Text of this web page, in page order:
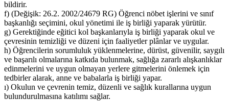
bildirir.
f) (Değişik: 26.2. 2002/24679 RG) Öğrenci nöbet işlerini ve sınıf
başkanlığı seçimini, okul yönetimi ile iş birliği yaparak yürütür.
g) Gerektiğinde eğitici kol başkanlarıyla iş birliği yaparak okul ve
çevresinin temizliği ve düzeni için faaliyetler plânlar ve uygular.
h) Öğrencilerin sorumluluk yüklenmelerine, dürüst, güvenilir, saygılı
ve başarılı olmalarına katkıda bulunmak, sağlığa zararlı alışkanlıklar
edinmelerini ve uygun olmayan yerlere gitmelerini önlemek için
tedbirler alarak, anne ve babalarla iş birliği yapar.
ı) Okulun ve çevrenin temiz, düzenli ve sağlık kurallarına uygun
bulundurulmasına katılımı sağlar.